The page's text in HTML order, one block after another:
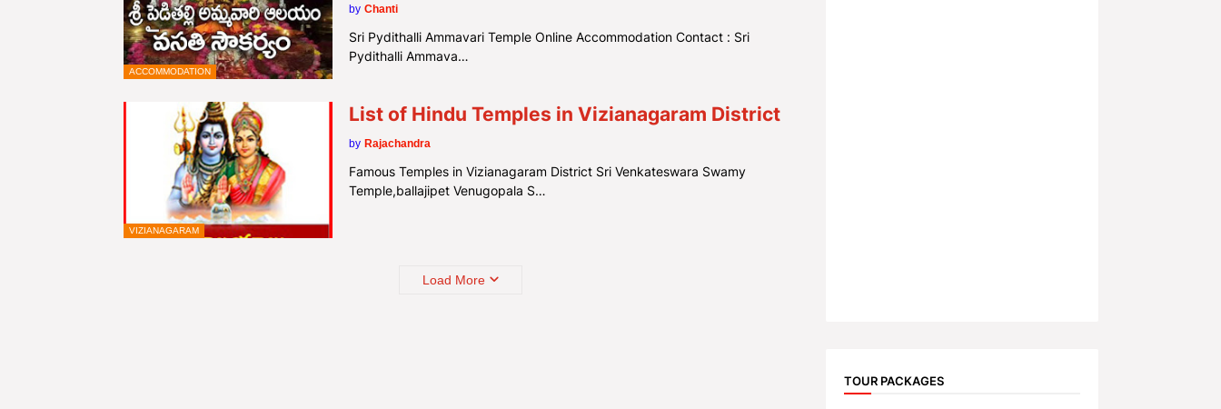
ACCOMMODATION
by Chanti
Sri Pydithalli Ammavari Temple Online Accommodation Contact : Sri
Pydithalli Ammava…
VIZIANAGARAM
List of Hindu Temples in Vizianagaram District
by Rajachandra
Famous Temples in Vizianagaram District Sri Venkateswara Swamy
Temple,ballajipet Venugopala S…
Load More
TOUR PACKAGES